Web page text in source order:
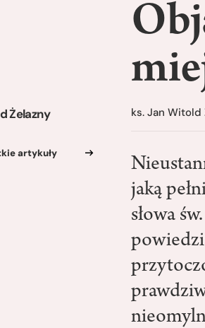
Żelazny
artykuły
ks. Jan Witold
jaką
słowa